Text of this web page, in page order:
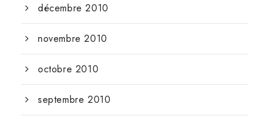
décembre 2010
novembre 2010
octobre 2010
septembre 2010